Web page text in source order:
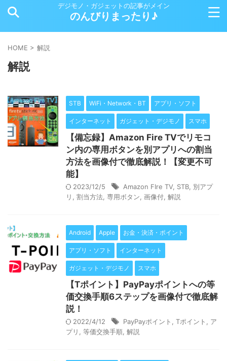
デジモノ・ガジェットの記事がメイン
のんびりまったり♪
HOME > 解説
解説
STB WiFi・Network・BT アプリ・ソフト
インターネット ガジェット・デジモノ スマホ
【備忘録】Amazon Fire TVでリモコ
ン内の専用ボタンを別アプリへの割当
方法を画像付で徹底解説！【変更不可
能】
2023/12/5 Amazon FIre TV, STB 別アプ
リ
割当方法 専用ボタン 画像付 解説
Android Apple お金・決済・ポイント
アプリ・ソフト インターネット
ガジェット・デジモノ スマホ
【Tポイント】PayPayポイントへの等
価交換手順6ステップを画像付で徹底解
説！
2022/4/12 PayPayポイント Tポイント
ア
プリ
等価交換手順 解説